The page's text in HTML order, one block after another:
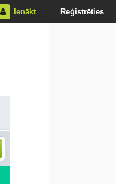
Ienākt Reģistrēties